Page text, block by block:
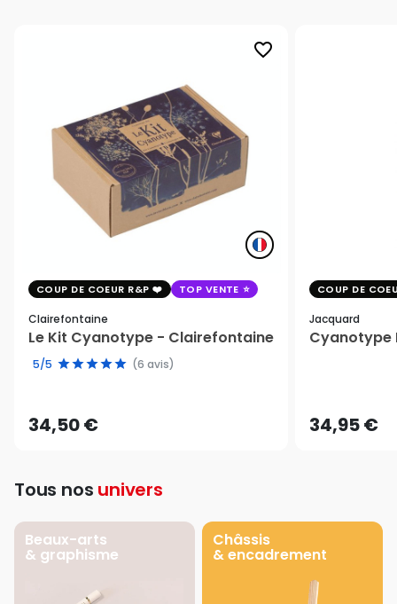
favorite_border
COUP DE COEUR R&P TOP VENTE
Clairefontaine
Le Kit Cyanotype - Clairefontaine
5/5 (6 avis)
34,50 €
COUP DE
Jacquard
Cyanotype
34,95 €
Tous nos univers
Beaux-arts
& graphisme
Châssis
& encadrement